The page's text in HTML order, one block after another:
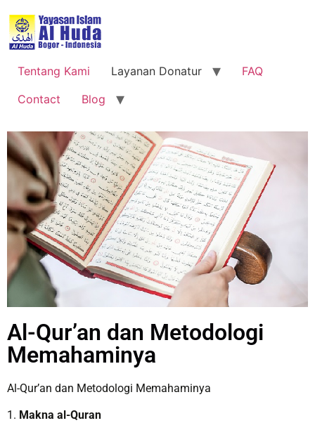
Tentang Kami Layanan Donatur
FAQ
Contact
Blog
Al-Qur’an dan Metodologi
Memahaminya
Al-Qur’an dan Metodologi Memahaminya
1. Makna al-Quran